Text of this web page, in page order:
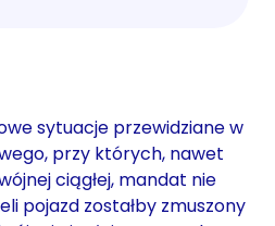
sytuacje przewidziane w
przy których, nawet
ciągłej, mandat nie
pojazd zostałby zmuszony